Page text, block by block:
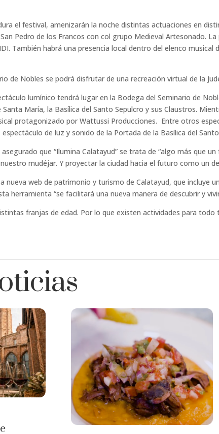
el festival, amenizarán la noche distintas actuaciones en
Pedro de los Francos con col grupo Medieval Artesonado.
También habrá una presencia local dentro del elenco
de Nobles se podrá disfrutar de una recreación virtual de la
lumínico tendrá lugar en la Bodega del Seminario de
María, la Basílica del Santo Sepulcro y sus Claustros.
protagonizado por Wattussi Producciones. Entre otros
de luz y sonido de la Portada de la Basílica del
que “Ilumina Calatayud” se trata de “algo más que
mudéjar. Y proyectar la ciudad hacia el futuro como un
nueva web de patrimonio y turismo de Calatayud, que incluye
herramienta “se facilitará una nueva manera de descubrir y
franjas de edad. Por lo que existen actividades para todo